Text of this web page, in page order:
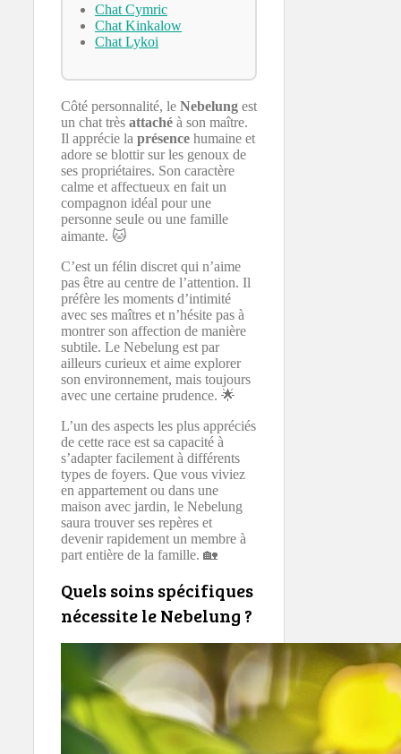
Chat Cymric
Chat Kinkalow
Chat Lykoi
Côté personnalité, le Nebelung est
un chat très attaché à son maître.
Il apprécie la présence humaine et
adore se blottir sur les genoux de
ses propriétaires. Son caractère
calme et affectueux en fait un
compagnon idéal pour une
personne seule ou une famille
aimante. 🐱
C’est un félin discret qui n’aime
pas être au centre de l’attention. Il
préfère les moments d’intimité
avec ses maîtres et n’hésite pas à
montrer son affection de manière
subtile. Le Nebelung est par
ailleurs curieux et aime explorer
son environnement, mais toujours
avec une certaine prudence. 🌟
L’un des aspects les plus appréciés
de cette race est sa capacité à
s’adapter facilement à différents
types de foyers. Que vous viviez
en appartement ou dans une
maison avec jardin, le Nebelung
saura trouver ses repères et
devenir rapidement un membre à
part entière de la famille. 🏡
Quels soins spécifiques
nécessite le Nebelung ?